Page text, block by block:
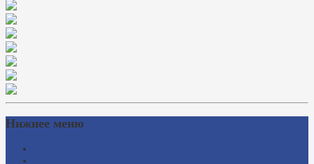
Нижнее меню